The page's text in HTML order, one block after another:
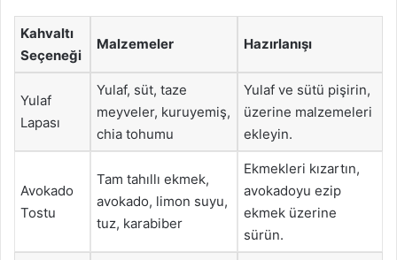
Kahvaltı
Seçeneği
Malzemeler Hazırlanışı
Yulaf
Lapası
Yulaf, süt, taze
meyveler, kuruyemiş,
chia tohumu
Yulaf ve sütü pişirin,
üzerine malzemeleri
ekleyin.
Avokado
Tostu
Tam tahıllı ekmek,
avokado, limon suyu,
tuz, karabiber
Ekmekleri kızartın,
avokadoyu ezip
ekmek üzerine
sürün.